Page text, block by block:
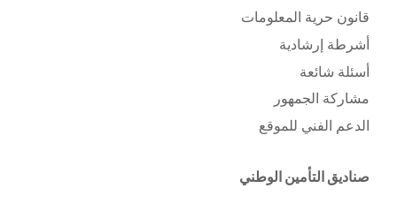
قانون حرية المعلومات
أشرطة إرشادية
أسئلة شائعة
مشاركة الجمهور
الدعم الفني للموقع
صناديق التأمين الوطني